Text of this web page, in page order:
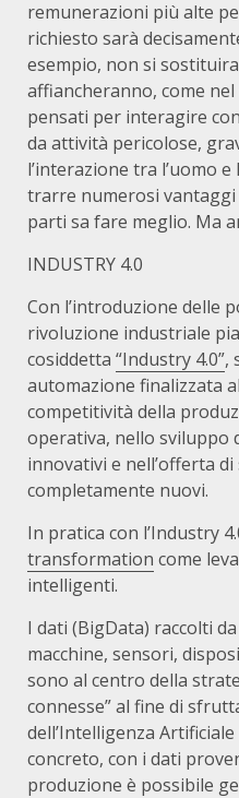
remunerazioni più alte
richiesto sarà
esempio, non si
affiancheranno, come nel
pensati per interagire
da attività pericolose,
l’interazione tra l’uomo
trarre numerosi vantaggi
parti sa fare meglio. Ma
INDUSTRY 4.0
Con l’introduzione delle
rivoluzione industriale
cosiddetta “Industry 4.0”,
automazione finalizzata
competitività della
operativa, nello sviluppo
innovativi e nell’offerta
completamente nuovi.
In pratica con l’Industry
transformation come
intelligenti.
I dati (BigData) raccolti
macchine, sensori,
sono al centro della
connesse” al fine di
dell’Intelligenza
concreto, con i dati
produzione è possibile